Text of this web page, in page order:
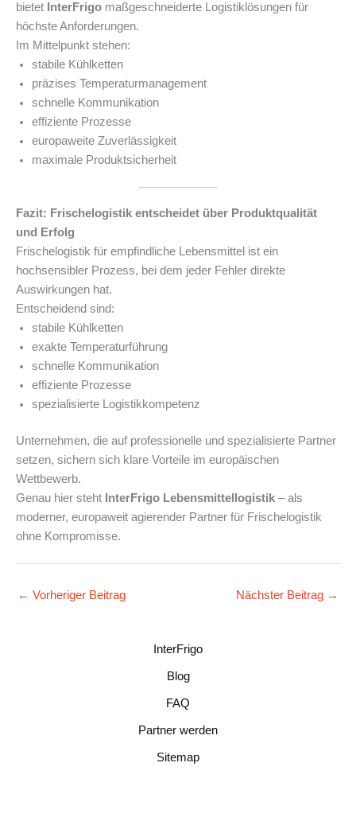
bietet InterFrigo maßgeschneiderte Logistiklösungen für
höchste Anforderungen.
Im Mittelpunkt stehen:
stabile Kühlketten
präzises Temperaturmanagement
schnelle Kommunikation
effiziente Prozesse
europaweite Zuverlässigkeit
maximale Produktsicherheit
Fazit: Frischelogistik entscheidet über Produktqualität
und Erfolg
Frischelogistik für empfindliche Lebensmittel ist ein
hochsensibler Prozess, bei dem jeder Fehler direkte
Auswirkungen hat.
Entscheidend sind:
stabile Kühlketten
exakte Temperaturführung
schnelle Kommunikation
effiziente Prozesse
spezialisierte Logistikkompetenz
Unternehmen, die auf professionelle und spezialisierte Partner
setzen, sichern sich klare Vorteile im europäischen
Wettbewerb.
Genau hier steht InterFrigo Lebensmittellogistik – als
moderner, europaweit agierender Partner für Frischelogistik
ohne Kompromisse.
← Vorheriger Beitrag Nächster Beitrag →
InterFrigo
Blog
FAQ
Partner werden
Sitemap